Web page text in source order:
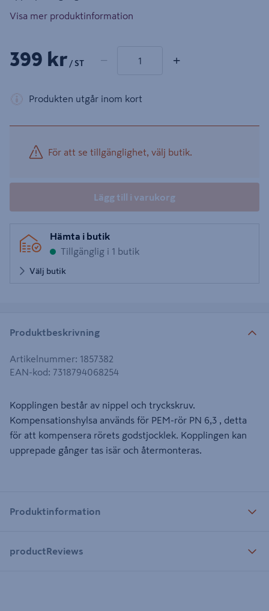
Visa mer produktinformation
399 kr / ST − +
Produkten utgår inom kort
För att se tillgänglighet, välj butik.
Lägg till i varukorg
Hämta i butik
Tillgänglig i 1 butik
Välj butik
Produktbeskrivning
Artikelnummer: 1857382
EAN-kod: 7318794068254
Kopplingen består av nippel och tryckskruv.
Kompensationshylsa används för PEM-rör PN 6,3 , detta
för att kompensera rörets godstjocklek. Kopplingen kan
upprepade gånger tas isär och återmonteras.
Produktinformation
productReviews